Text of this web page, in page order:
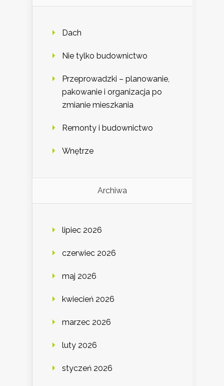
Dach
Nie tylko budownictwo
Przeprowadzki – planowanie,
pakowanie i organizacja po
zmianie mieszkania
Remonty i budownictwo
Wnętrze
Archiwa
lipiec 2026
czerwiec 2026
maj 2026
kwiecień 2026
marzec 2026
luty 2026
styczeń 2026